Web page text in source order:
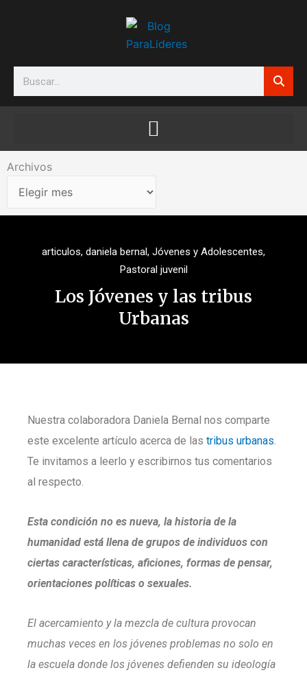
Search
Archivos
Archivos
articulos, daniela bernal, Jóvenes y Adolescentes,
Pastoral juvenil
Los Jóvenes y las tribus
Urbanas
Nuestra colaboradora Daniela Bernal nos comparte
este excelente artículo acerca de las tribus urbanas.
Te invitamos a leerlo y escribirnos tus comentarios
al respecto.
Esta condición no es nueva, la historia de la
humanidad está llena de grupos de individuos con
ciertas características, aficiones, formas de pensar,
orientaciones políticas o sexuales.
El acercamiento y la mezcla de cultura provocan
muchas veces en los jóvenes problemas no solo en
la escuela donde los jóvenes defienden su ideología